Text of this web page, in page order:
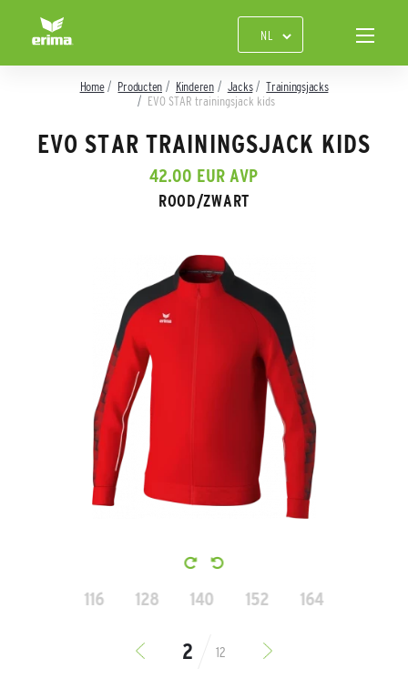
Home Producten Kinderen Jacks
Trainingsjacks
EVO STAR trainingsjack kids
EVO STAR TRAININGSJACK KIDS
42.00 EUR AVP
ROOD/ZWART
116 128 140 152 164
12